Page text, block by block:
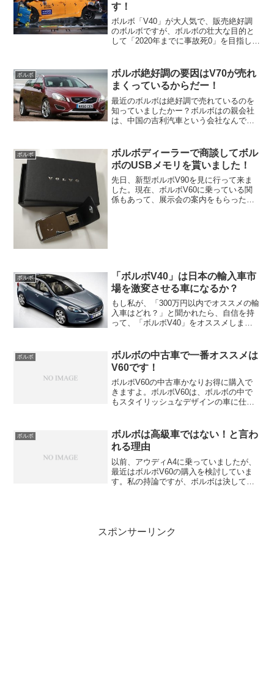
す！
ボルボ「V40」が大人気で、販売絶好調
のボルボですが、ボルボの壮大な目的と
して「2020年までに事故死0」を目指して
世界初で搭載した事で話題になってい
る、ボルボ「V40」...
ボルボ
ボルボ絶好調の要因はV70が売れ
まくっているからだー！
最近のボルボは絶好調で売れているのを
知っていましたかー？ボルボはの親会社
は、中国の吉利汽車という会社なんで
の私は、ボルボといえば、赤色の850エス
テートのイメージが強...
ボルボ
ボルボディーラーで商談してボル
ボのUSBメモリを貰いました！
先日、新型ボルボV90を見に行って来ま
した。現在、ボルボV60に乗っている関
係もあって、展示会の案内をもらったの
ボルボ
「ボルボV40」は日本の輸入車市
場を激変させる車になるか？
もし私が、「300万円以内でオススメの輸
入車はどれ？」と聞かれたら、自信を持
って、「ボルボV40」をオススメしま
だと思いますが、ボルボの呼び方は
「V40」を「Vよんじ...
ボルボ
ボルボの中古車で一番オススメは
V60です！
ボルボV60の中古車かなりお得に購入で
きますよ。ボルボV60は、ボルボの中で
もスタイリッシュなデザインの車に仕上
V60は、アウディアヴァントやBMWツー
リングと比較される...
ボルボ
ボルボは高級車ではない！と言わ
れる理由
以前、アウディA4に乗っていましたが、
最近はボルボV60の購入を検討していま
す。私の持論ですが、ボルボは決して高
スポンサーリンク